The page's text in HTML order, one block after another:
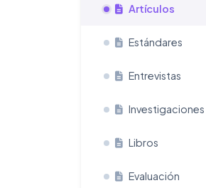
Artículos
Estándares
Entrevistas
Investigaciones
Libros
Evaluación